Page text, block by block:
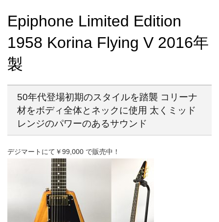
Epiphone Limited Edition
1958 Korina Flying V 2016年
製
50年代登場初期のスタイルを踏襲 コリーナ
材をボディ全体とネックに使用 太くミッド
レンジのパワーのあるサウンド
デジマートにて￥99,000 で販売中！